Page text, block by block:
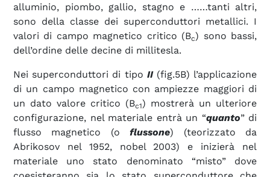
alluminio, piombo, gallio, stagno e ……tanti altri,
sono della classe dei superconduttori metallici. I
valori di campo magnetico critico (Bc) sono bassi,
dell’ordine delle decine di millitesla.
Nei superconduttori di tipo II(fig.5B) l’applicazione
di un campo magnetico con ampiezze maggiori di
un dato valore critico (Bc1) mostrerà un ulteriore
configurazione, nel materiale entrà un “quanto” di
flusso magnetico (oflussone) (teorizzato da
Abrikosov nel 1952, nobel 2003) e inizierà nel
materiale uno stato denominato “misto” dove